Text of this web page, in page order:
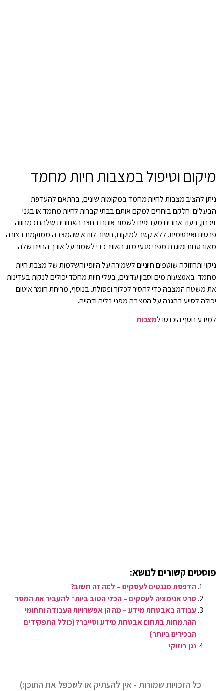
מיקום וטיפול במצבות חיות מחמד
ניתן להציב מצבות לחיות מחמד במקומות שונים, בהתאם להעדפת
הבעלים. חלקם בוחרים למקם אותם בבתי קברות לחיות מחמד או בגני
זיכרון, בעוד אחרים מעדיפים לשמור אותם בחצר האחורית שלהם כמחווה
פרטית ואינטימית. ללא קשר למיקום, חשוב לוודא שהמצבה ממוקמת בצורה
מאובטחת ומוגנת מפני פגעי מזג האוויר כדי לשמור על אורך החיים שלה.
ניקוי ותחזוקה שוטפים חיוניים לשמירה על היופי והשלמות של מצבת חיות
מחמד. באמצעות מים וסבון עדינים, בעלי חיות מחמד יכולים לנקות בעדינות
את משטח המצבה כדי להסיר לכלוך ופסולת. בנוסף, מריחת חומר איטום
יכולה לסייע בהגנה על המצבה מפני בליה ודהייה.
למידע נוסף היכנסו למצבות
פוסטים קשורים לנושא:
הדפסת מגנטים לעסקים – למה זה חשוב?
סרט אנימציה לעסקים – הכלי הטוב ביותר להעביר את המסר
עבודה באבטחת מידע – מה הן אפשרויות העבודה ותחומי
ההתמחות בתחום אבטחת מידע וסייבר? (כולל התפקידים
הבכירים ביותר)
​נגן בוזוקי
כל הזכויות שמורות - אין להעתיק או לשכפל את התוכן:)